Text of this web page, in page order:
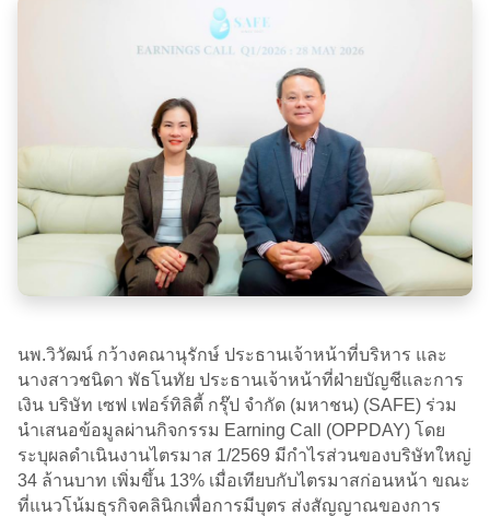
นพ.วิวัฒน์ กว้างคณานุรักษ์ ประธานเจ้าหน้าที่บริหาร และ
นางสาวชนิดา พัธโนทัย ประธานเจ้าหน้าที่ฝ่ายบัญชีและการ
เงิน บริษัท เซฟ เฟอร์ทิลิตี้ กรุ๊ป จำกัด (มหาชน) (SAFE) ร่วม
นำเสนอข้อมูลผ่านกิจกรรม Earning Call (OPPDAY) โดย
ระบุผลดำเนินงานไตรมาส 1/2569 มีกำไรส่วนของบริษัทใหญ่
34 ล้านบาท เพิ่มขึ้น 13% เมื่อเทียบกับไตรมาสก่อนหน้า ขณะ
ที่แนวโน้มธุรกิจคลินิกเพื่อการมีบุตร ส่งสัญญาณของการ